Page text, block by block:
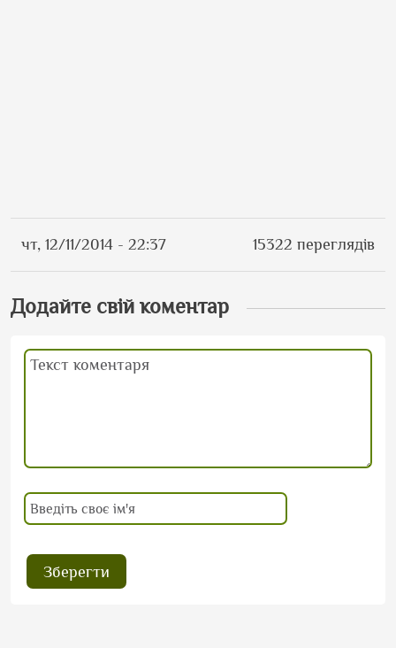
чт, 12/11/2014 - 22:37 15322 переглядів
Додайте свій коментар